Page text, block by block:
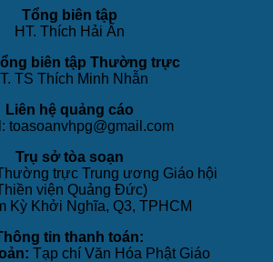
Tổng biên tập
HT. Thích Hải Ấn
biên tập Thường trực
TS Thích Minh Nhẫn
Liên hệ quảng cáo
toasoanvhpg@gmail.com
Trụ sở tòa soạn
trực Trung ương Giáo hội
viện Quảng Đức)
Kỳ Khởi Nghĩa, Q3, TPHCM
tin thanh toán:
Tạp chí Văn Hóa Phật Giáo